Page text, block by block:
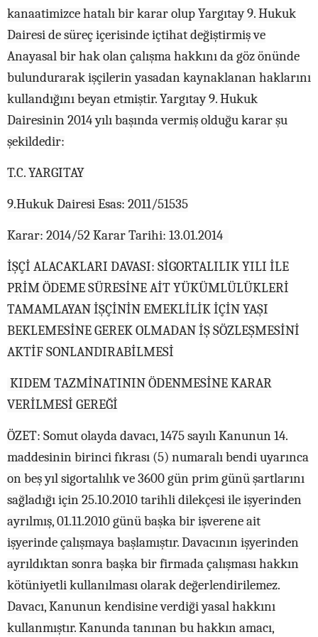
kanaatimizce hatalı bir karar olup Yargıtay 9. Hukuk
Dairesi de süreç içerisinde içtihat değiştirmiş ve
Anayasal bir hak olan çalışma hakkını da göz önünde
bulundurarak işçilerin yasadan kaynaklanan haklarını
kullandığını beyan etmiştir. Yargıtay 9. Hukuk
Dairesinin 2014 yılı başında vermiş olduğu karar şu
şekildedir:
T.C. YARGITAY
9.Hukuk Dairesi Esas: 2011/51535
Karar: 2014/52 Karar Tarihi: 13.01.2014
İŞÇİ ALACAKLARI DAVASI: SİGORTALILIK YILI İLE
PRİM ÖDEME SÜRESİNE AİT YÜKÜMLÜLÜKLERİ
TAMAMLAYAN İŞÇİNİN EMEKLİLİK İÇİN YAŞI
BEKLEMESİNE GEREK OLMADAN İŞ SÖZLEŞMESİNİ
AKTİF SONLANDIRABİLMESİ
KIDEM TAZMİNATININ ÖDENMESİNE KARAR
VERİLMESİ GEREĞİ
ÖZET: Somut olayda davacı, 1475 sayılı Kanunun 14.
maddesinin birinci fıkrası (5) numaralı bendi uyarınca
on beş yıl sigortalılık ve 3600 gün prim günü şartlarını
sağladığı için 25.10.2010 tarihli dilekçesi ile işyerinden
ayrılmış, 01.11.2010 günü başka bir işverene ait
işyerinde çalışmaya başlamıştır. Davacının işyerinden
ayrıldıktan sonra başka bir firmada çalışması hakkın
kötüniyetli kullanılması olarak değerlendirilemez.
Davacı, Kanunun kendisine verdiği yasal hakkını
kullanmıştır. Kanunda tanınan bu hakkın amacı,